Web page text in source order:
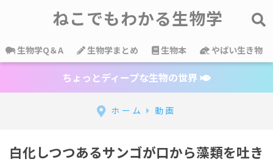
ねこでもわかる生物学
生物学Q＆A 生物学まとめ 生物本 やばい生き物
ちょっとディープな生物の世界
ホーム 動画
白化しつつあるサンゴが口から藻類を吐き